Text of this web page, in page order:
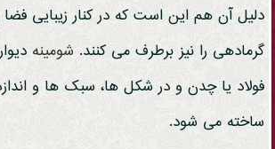
دلیل آن هم این است که در کنار زیبایی فضا
گرمادهی را نیز برطرف می کنند. شومینه
فولاد یا چدن و در شکل ها، سبک ها و
ساخته می شود.